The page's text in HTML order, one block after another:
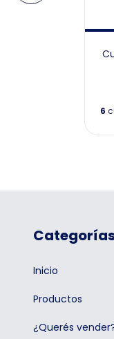
6
Inicio
Productos
¿Querés